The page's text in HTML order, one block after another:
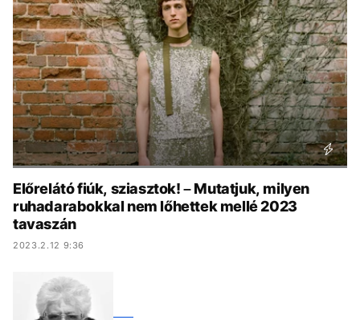
KÖZÉLET UTAZÁS
ÉLETMÓD DESIGN
BESZÉLGETÉSEK ARCOK
VIDEÓ TÖRTÉNETEK
GASZTRO
Előrelátó fiúk, sziasztok! – Mutatjuk, milyen
ruhadarabokkal nem lőhettek mellé 2023
tavaszán
2023.2.12 9:36